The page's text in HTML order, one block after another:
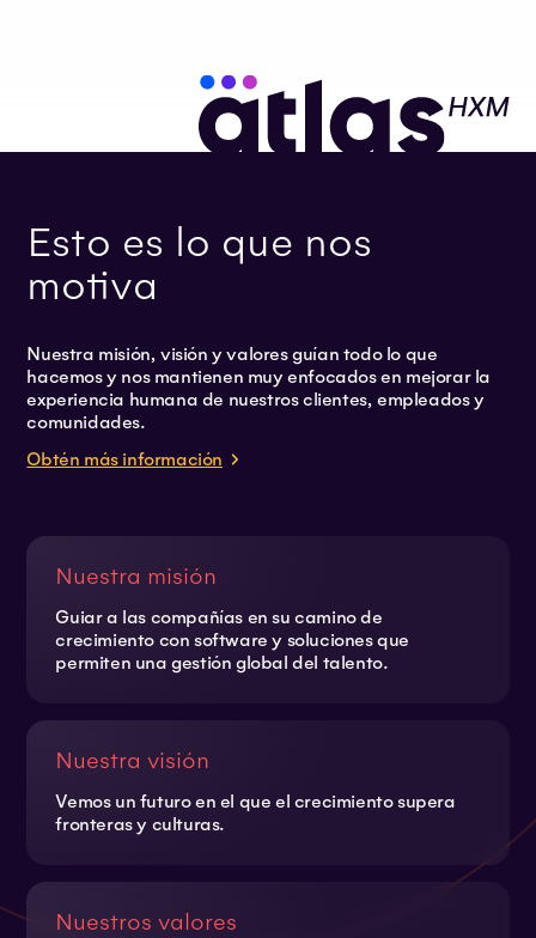
Esto es lo que nos
motiva
Nuestra misión, visión y valores guían todo lo que
hacemos y nos mantienen muy enfocados en mejorar la
experiencia humana de nuestros clientes, empleados y
comunidades.
Obtén más información
Nuestra misión
Guiar a las compañías en su camino de
crecimiento con software y soluciones que
permiten una gestión global del talento.
Nuestra visión
Vemos un futuro en el que el crecimiento supera
fronteras y culturas.
Nuestros valores